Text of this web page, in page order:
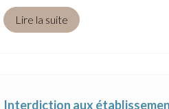
Lire la suite
Interdiction aux